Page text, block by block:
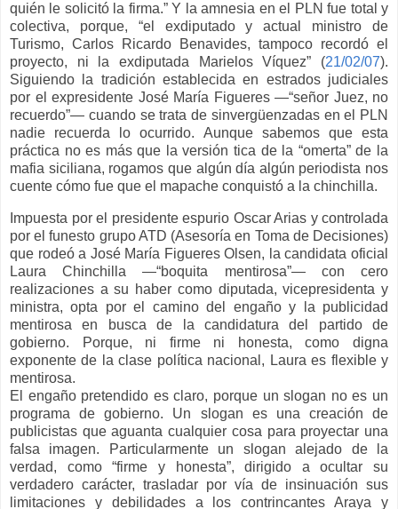
quién le solicitó la firma.” Y la amnesia en el PLN fue total y
colectiva, porque, “el exdiputado y actual ministro de
Turismo, Carlos Ricardo Benavides, tampoco recordó el
proyecto, ni la exdiputada Marielos Víquez” (21/02/07).
Siguiendo la tradición establecida en estrados judiciales
por el expresidente José María Figueres —“señor Juez, no
recuerdo”— cuando se trata de sinvergüenzadas en el PLN
nadie recuerda lo ocurrido. Aunque sabemos que esta
práctica no es más que la versión tica de la “omerta” de la
mafia siciliana, rogamos que algún día algún periodista nos
cuente cómo fue que el mapache conquistó a la chinchilla.
Impuesta por el presidente espurio Oscar Arias y controlada
por el funesto grupo ATD (Asesoría en Toma de Decisiones)
que rodeó a José María Figueres Olsen, la candidata oficial
Laura Chinchilla —“boquita mentirosa”— con cero
realizaciones a su haber como diputada, vicepresidenta y
ministra, opta por el camino del engaño y la publicidad
mentirosa en busca de la candidatura del partido de
gobierno. Porque, ni firme ni honesta, como digna
exponente de la clase política nacional, Laura es flexible y
mentirosa.
El engaño pretendido es claro, porque un slogan no es un
programa de gobierno. Un slogan es una creación de
publicistas que aguanta cualquier cosa para proyectar una
falsa imagen. Particularmente un slogan alejado de la
verdad, como “firme y honesta”, dirigido a ocultar su
verdadero carácter, trasladar por vía de insinuación sus
limitaciones y debilidades a los contrincantes Araya y